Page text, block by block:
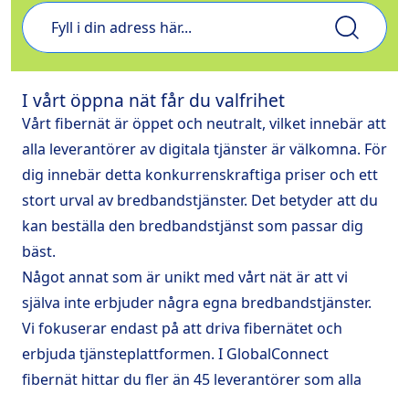
I vårt öppna nät får du valfrihet
Vårt fibernät är öppet och neutralt, vilket innebär att
alla leverantörer av digitala tjänster är välkomna. För
dig innebär detta konkurrenskraftiga priser och ett
stort urval av bredbandstjänster. Det betyder att du
kan beställa den bredbandstjänst som passar dig
bäst.
Något annat som är unikt med vårt nät är att vi
själva inte erbjuder några egna bredbandstjänster.
Vi fokuserar endast på att driva fibernätet och
erbjuda tjänsteplattformen. I GlobalConnect
fibernät hittar du fler än 45 leverantörer som alla